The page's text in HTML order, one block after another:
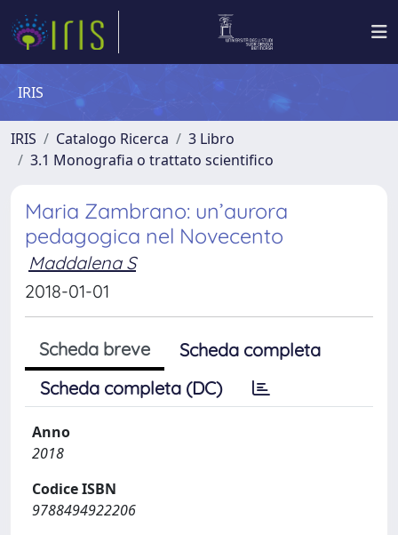
IRIS
IRIS Catalogo Ricerca
3 Libro
3.1 Monografia o trattato scientifico
Maria Zambrano: un’aurora
pedagogica nel Novecento
Maddalena S
2018-01-01
Scheda breve
Scheda completa
Scheda completa (DC)
Anno
2018
Codice ISBN
9788494922206